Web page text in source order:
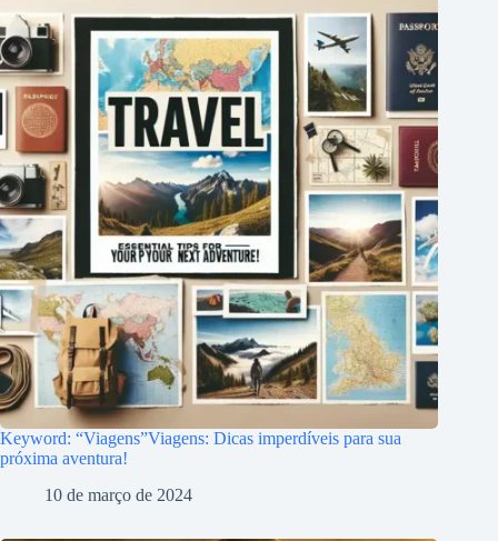
Keyword: “Viagens”Viagens: Dicas imperdíveis para sua
próxima aventura!
10 de março de 2024